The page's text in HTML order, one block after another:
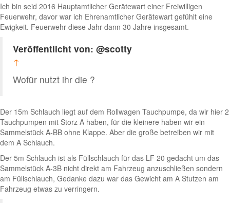
Ich bin seid 2016 Hauptamtlicher Gerätewart einer Freiwilligen
Feuerwehr, davor war ich Ehrenamtlicher Gerätewart gefühlt eine
Ewigkeit. Feuerwehr diese Jahr dann 30 Jahre insgesamt.
Veröffentlicht von: @scotty
↑
Wofür nutzt ihr die ?
Der 15m Schlauch liegt auf dem Rollwagen Tauchpumpe, da wir hier 2
Tauchpumpen mit Storz A haben, für die kleinere haben wir ein
Sammelstück A-BB ohne Klappe. Aber die große betreiben wir mit
dem A Schlauch.
Der 5m Schlauch ist als Füllschlauch für das LF 20 gedacht um das
Sammelstück A-3B nicht direkt am Fahrzeug anzuschließen sondern
am Füllschlauch, Gedanke dazu war das Gewicht am A Stutzen am
Fahrzeug etwas zu verringern.